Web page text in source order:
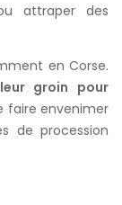
attraper des
en Corse.
groin pour
faire envenimer
de procession